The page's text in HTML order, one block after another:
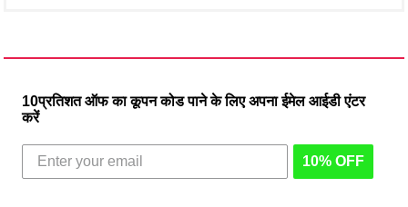
10प्रतिशत ऑफ का कूपन कोड पाने के लिए अपना ईमेल आईडी एंटर
करें
10% OFF